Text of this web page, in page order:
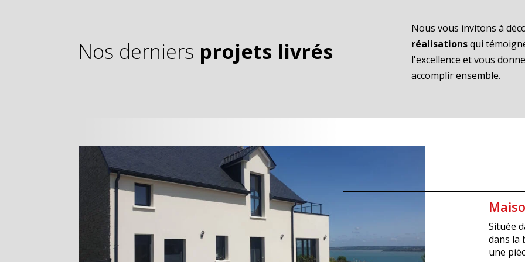
Nos derniers projets livrés
Nous vous invitons à
réalisationsqui
l'excellence et vous
accomplir ensemble.
Située
dans la
une
Située
Située
dans la
une
Située
Située
au rez-
Située